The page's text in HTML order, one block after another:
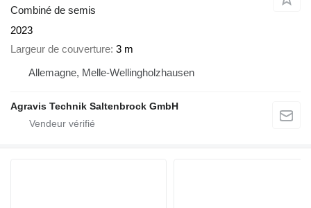
Combiné de semis
2023
Largeur de couverture 3 m
Allemagne, Melle-Wellingholzhausen
Agravis Technik Saltenbrock GmbH